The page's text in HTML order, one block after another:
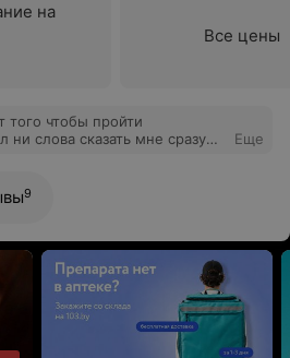
на
Все цены
того чтобы пройти
ни слова сказать мне сразу
что якобы должен был где то
,человек не умеет
Еще
9